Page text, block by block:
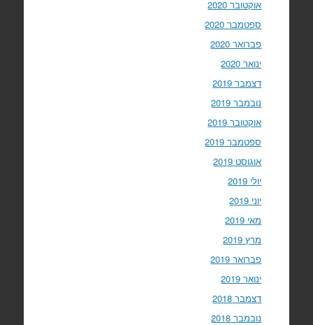
אוקטובר 2020
ספטמבר 2020
פברואר 2020
ינואר 2020
דצמבר 2019
נובמבר 2019
אוקטובר 2019
ספטמבר 2019
אוגוסט 2019
יולי 2019
יוני 2019
מאי 2019
מרץ 2019
פברואר 2019
ינואר 2019
דצמבר 2018
נובמבר 2018